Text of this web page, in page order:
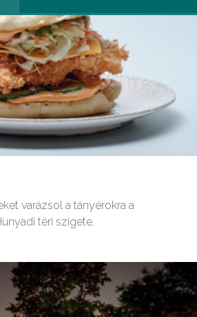
varázsol a tányérokra a
téri szigete.